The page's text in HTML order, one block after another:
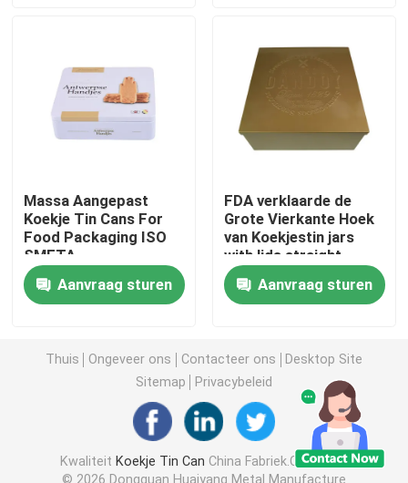
Suikergoed Tin Can
Kaars Tin Can
Bulkkerstmistin
Theebus Tin
Het Tin van de metaalkoffie
Leeg Koekjestin
Blikken voor voedselopslag
Massa Aangepast
Koekje Tin Cans For
Food Packaging ISO
SMETA
Aanvraag sturen
FDA verklaarde de
Grote Vierkante Hoek
van Koekjestin jars
with lids straight
Aanvraag sturen
Thuis Ongeveer ons Contacteer ons
Desktop Site
Sitemap
Privacybeleid
Kwaliteit Koekje Tin Can China Fabriek.Copyright
© 2026 Dongguan Huaiyang Metal Manufacture